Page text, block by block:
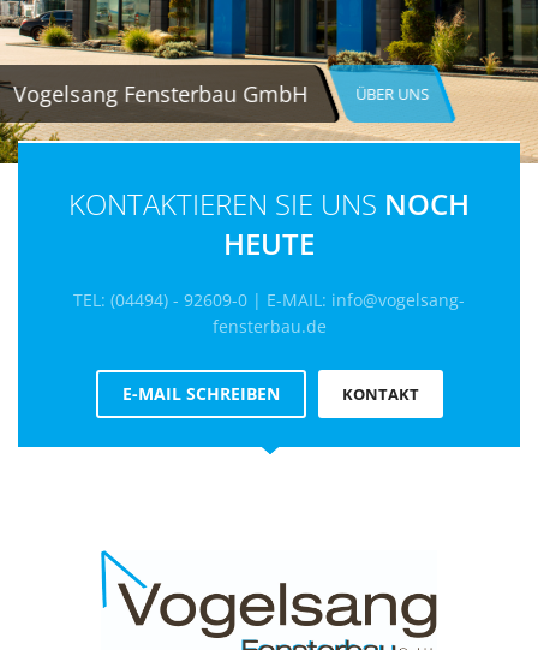
Vogelsang Fensterbau GmbH ÜBER UNS
KONTAKTIEREN SIE UNS NOCH
HEUTE
TEL: (04494) - 92609-0 | E-MAIL: info@vogelsang-
fensterbau.de
E-MAIL SCHREIBEN KONTAKT